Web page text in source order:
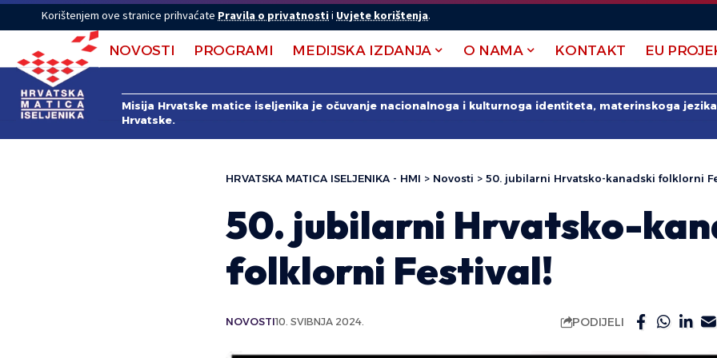
Korištenjem ove stranice prihvaćate Pravila o privatnostii Uvjete korištenja.
NOVOSTI PROGRAMI MEDIJSKA IZDANJA O NAMA KONTAKT EU
Misija Hrvatske matice iseljenika je očuvanje nacionalnoga i kulturnoga identiteta, materinskoga
Hrvatske.
HRVATSKA MATICA ISELJENIKA - HMI > Novosti > 50. jubilarni Hrvatsko-kanadski folklorni
50. jubilarni Hrvatsko-
folklorni Festival!
NOVOSTI10. SVIBNJA 2024. PODIJELI